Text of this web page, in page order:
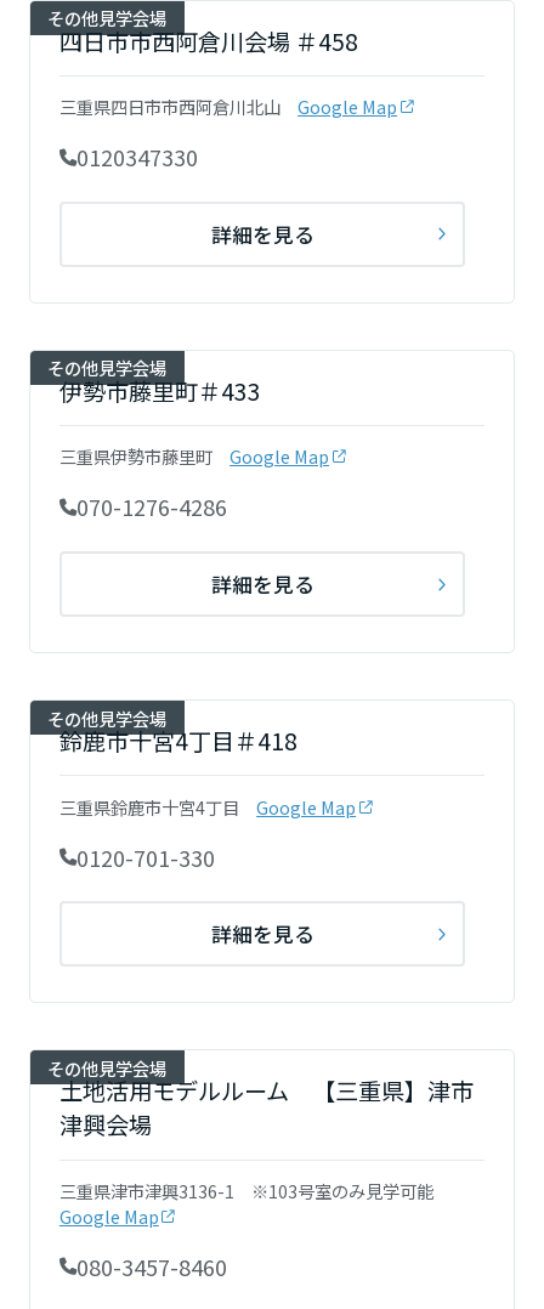
その他見学会場
四日市市西阿倉川会場 ＃458
三重県四日市市西阿倉川北山 Google Map
0120347330
詳細を見る
その他見学会場
伊勢市藤里町＃433
三重県伊勢市藤里町 Google Map
070-1276-4286
詳細を見る
その他見学会場
鈴鹿市十宮4丁目＃418
三重県鈴鹿市十宮4丁目 Google Map
0120-701-330
詳細を見る
その他見学会場
土地活用モデルルーム 【三重県】津市
津興会場
三重県津市津興3136-1 ※103号室のみ見学可能
Google Map
080-3457-8460